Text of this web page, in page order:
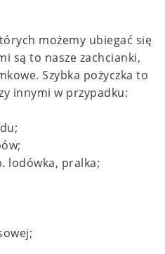
możemy ubiegać się
są to nasze zachcianki,
Szybka pożyczka to
innymi w przypadku:
lodówka, pralka;